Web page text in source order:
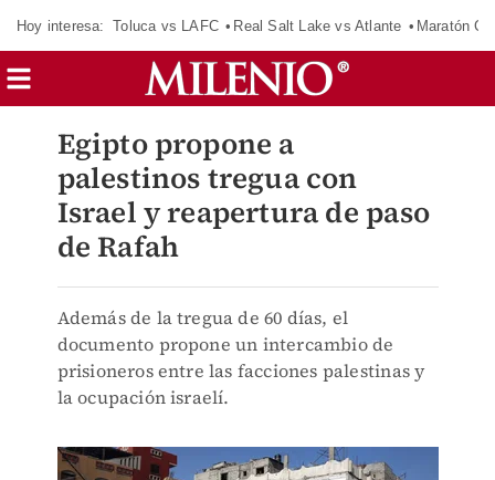
Hoy interesa: Toluca vs LAFC Real Salt Lake vs Atlante Maratón
Egipto propone a
palestinos tregua con
Israel y reapertura de paso
de Rafah
Además de la tregua de 60 días, el
documento propone un intercambio de
prisioneros entre las facciones palestinas y
la ocupación israelí.